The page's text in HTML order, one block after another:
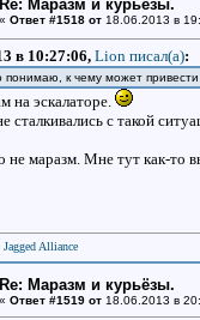
Re: Маразм и курьёзы.
« Ответ #1518 от18.06.2013 в
в 10:27:06, Lion писал(a):
понимаю, к чему может
на эскалаторе.
сталкивались с такой
не маразм. Мне тут как-то
Alliance
Re: Маразм и курьёзы.
« Ответ #1519 от18.06.2013 в